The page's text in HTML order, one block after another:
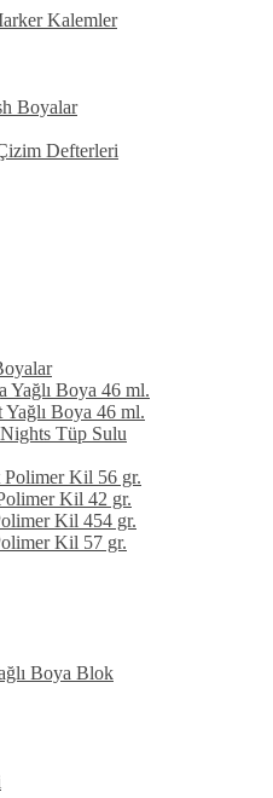
Kalemler
Boyalar
Defterleri
Yağlı Boya 46 ml.
Yağlı Boya 46 ml.
Tüp Sulu
Polimer Kil 56 gr.
Kil 42 gr.
Kil 454 gr.
Kil 57 gr.
Boya Blok